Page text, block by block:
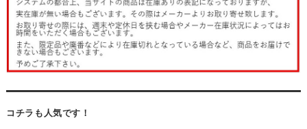
コチラも人気です！